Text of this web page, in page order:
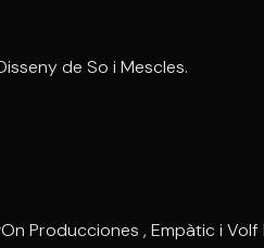
de So i Mescles.
Producciones , Empàtic i